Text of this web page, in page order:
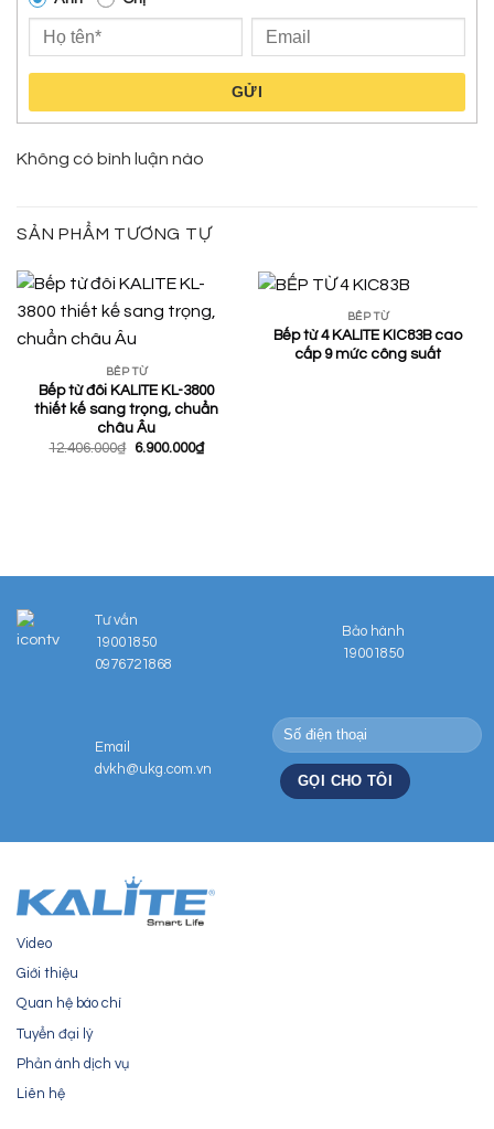
GỬI
Không có bình luận nào
SẢN PHẨM TƯƠNG TỰ
BẾP TỪ
Bếp từ đôi KALITE KL-3800
thiết kế sang trọng, chuẩn
châu Âu
12.406.000₫
Giá
6.900.000₫Giá
BẾP TỪ
Bếp từ 4 KALITE KIC83B cao
cấp 9 mức công suất
Tư vấn
19001850
0976721868
Bảo hành
19001850
Email
dvkh@ukg.com.vn
Video
Giới thiệu
Quan hệ báo chí
Tuyển đại lý
Phản ánh dịch vụ
Liên hệ